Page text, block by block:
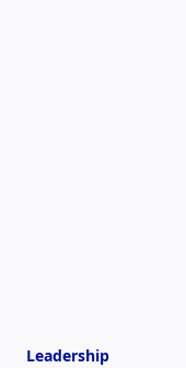
Leadership